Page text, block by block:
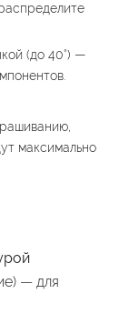
(до 40°) —
максимально
— для